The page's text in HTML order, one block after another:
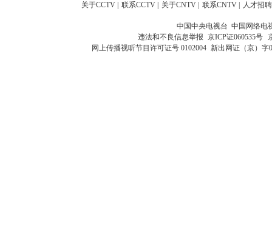
关于CCTV 联系CCTV 关于CNTV 联系CNTV 人才招聘
中国中央电视台 中国网络电
违法和不良信息举报 京ICP证060535号
网上传播视听节目许可证号 0102004 新出网证（京）